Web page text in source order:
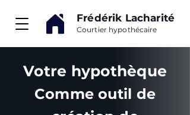
Frédérik Lacharité
Courtier hypothécaire
Votre hypothèque
Comme outil de